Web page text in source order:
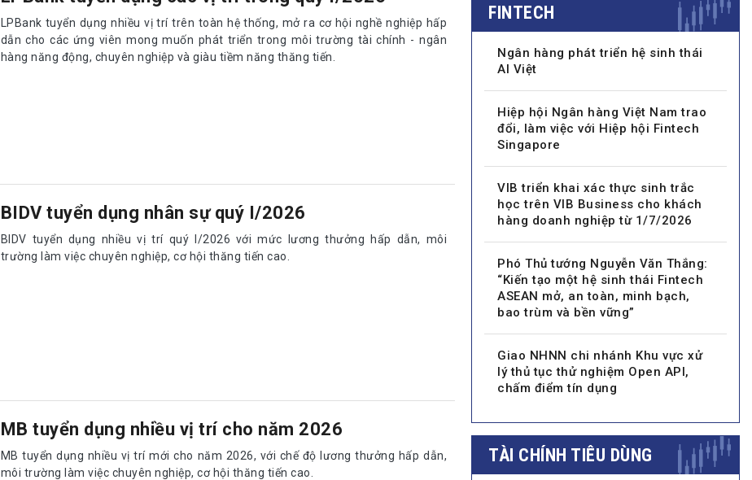
LPBank tuyển dụng nhiều vị trí trên toàn hệ thống, mở ra cơ hội nghề nghiệp hấp
dẫn cho các ứng viên mong muốn phát triển trong môi trường tài chính - ngân
hàng năng động, chuyên nghiệp và giàu tiềm năng thăng tiến.
BIDV tuyển dụng nhân sự quý I/2026
BIDV tuyển dụng nhiều vị trí quý I/2026 với mức lương thưởng hấp dẫn, môi
trường làm việc chuyên nghiệp, cơ hội thăng tiến cao.
MB tuyển dụng nhiều vị trí cho năm 2026
MB tuyển dụng nhiều vị trí mới cho năm 2026, với chế độ lương thưởng hấp dẫn,
môi trường làm việc chuyên nghiệp, cơ hội thăng tiến cao.
FINTECH
Ngân hàng phát triển hệ sinh thái
AI Việt
Hiệp hội Ngân hàng Việt Nam trao
đổi, làm việc với Hiệp hội Fintech
Singapore
VIB triển khai xác thực sinh trắc
học trên VIB Business cho khách
hàng doanh nghiệp từ 1/7/2026
Phó Thủ tướng Nguyễn Văn Thắng:
“Kiến tạo một hệ sinh thái Fintech
ASEAN mở, an toàn, minh bạch,
bao trùm và bền vững”
Giao NHNN chi nhánh Khu vực xử
lý thủ tục thử nghiệm Open API,
chấm điểm tín dụng
TÀI CHÍNH TIÊU DÙNG